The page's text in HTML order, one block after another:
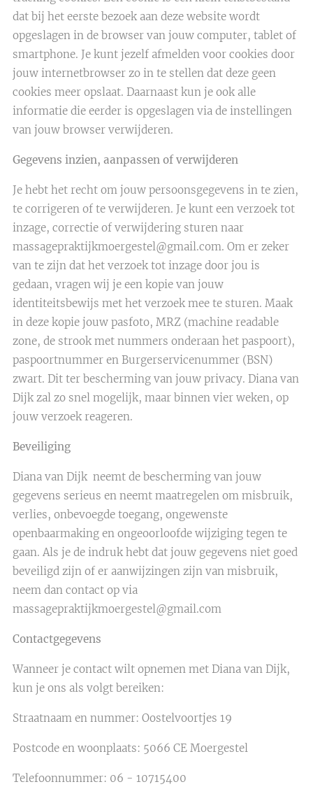
dat bij het eerste bezoek aan deze website wordt
opgeslagen in de browser van jouw computer, tablet of
smartphone. Je kunt jezelf afmelden voor cookies door
jouw internetbrowser zo in te stellen dat deze geen
cookies meer opslaat. Daarnaast kun je ook alle
informatie die eerder is opgeslagen via de instellingen
van jouw browser verwijderen.
Gegevens inzien, aanpassen of verwijderen
Je hebt het recht om jouw persoonsgegevens in te zien,
te corrigeren of te verwijderen. Je kunt een verzoek tot
inzage, correctie of verwijdering sturen naar
massagepraktijkmoergestel@gmail.com. Om er zeker
van te zijn dat het verzoek tot inzage door jou is
gedaan, vragen wij je een kopie van jouw
identiteitsbewijs met het verzoek mee te sturen. Maak
in deze kopie jouw pasfoto, MRZ (machine readable
zone, de strook met nummers onderaan het paspoort),
paspoortnummer en Burgerservicenummer (BSN)
zwart. Dit ter bescherming van jouw privacy. Diana van
Dijk zal zo snel mogelijk, maar binnen vier weken, op
jouw verzoek reageren.
Beveiliging
Diana van Dijk neemt de bescherming van jouw
gegevens serieus en neemt maatregelen om misbruik,
verlies, onbevoegde toegang, ongewenste
openbaarmaking en ongeoorloofde wijziging tegen te
gaan. Als je de indruk hebt dat jouw gegevens niet goed
beveiligd zijn of er aanwijzingen zijn van misbruik,
neem dan contact op via
massagepraktijkmoergestel@gmail.com
Contactgegevens
Wanneer je contact wilt opnemen met Diana van Dijk,
kun je ons als volgt bereiken:
Straatnaam en nummer: Oostelvoortjes 19
Postcode en woonplaats: 5066 CE Moergestel
Telefoonnummer: 06 - 10715400